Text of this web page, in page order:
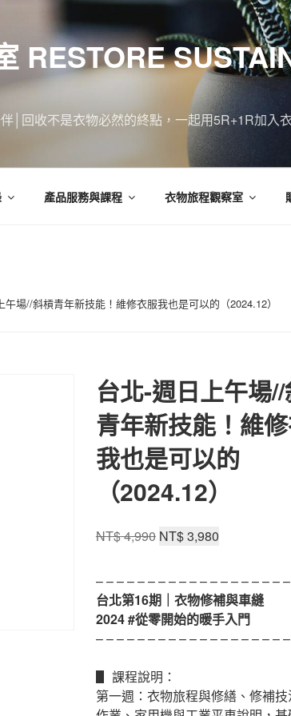
RESTORE
│回收不是衣物必然的終點，一起用5R+1R加入
產品服務與課程 衣物旅程觀察室
場//斜槓青年新技能！維修衣服我也是可以的（2024.12）
台北-週日上午場
青年新技能！維
我也是可以的
（2024.12）
NT$4,990 原
格：
NT$ 4,990。
NT$3,980目
格：
NT$ 3,980。
– – – – – – – – – – – – – – – – – –
台北第16期｜衣物修補與車縫
2024 #從零開始的暖手入門
– – – – – – – – – – – – – – – – – –
▋ 課程說明：
第一週：衣物旅程與修繕、修補技